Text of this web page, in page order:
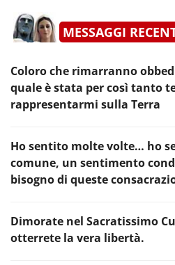
MESSAGGI
Coloro che rimarranno
quale è stata per così tanto
rappresentarmi sulla Terra
Ho sentito molte volte… ho
comune, un sentimento
bisogno di queste
Dimorate nel Sacratissimo
otterrete la vera libertà.